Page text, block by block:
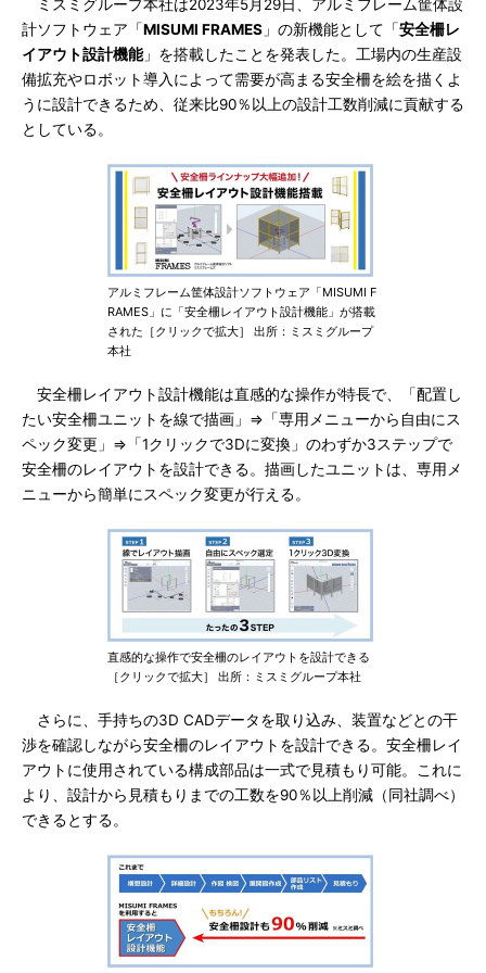
ミスミグループ本社は2023年5月29日、アルミフレーム筐体設
計ソフトウェア「MISUMI FRAMES 」の新機能として「安全柵レ
イアウト設計機能」を搭載したことを発表した。工場内の生産設
備拡充やロボット導入によって需要が高まる安全柵を絵を描くよ
うに設計できるため、従来比90％以上の設計工数削減に貢献する
としている。
アルミフレーム筐体設計ソフトウェア「MISUMI F
RAMES」に「安全柵レイアウト設計機能」が搭載
された［クリックで拡大］ 出所：ミスミグループ
本社
安全柵レイアウト設計機能は直感的な操作が特長で、「配置し
たい安全柵ユニットを線で描画」⇒「専用メニューから自由にス
ペック変更」⇒「1クリックで3Dに変換」のわずか3ステップで
安全柵のレイアウトを設計できる。描画したユニットは、専用メ
ニューから簡単にスペック変更が行える。
直感的な操作で安全柵のレイアウトを設計できる
［クリックで拡大］ 出所：ミスミグループ本社
さらに、手持ちの3D CADデータを取り込み、装置などとの干
渉を確認しながら安全柵のレイアウトを設計できる。安全柵レイ
アウトに使用されている構成部品は一式で見積もり可能。これに
より、設計から見積もりまでの工数を90％以上削減（同社調べ）
できるとする。